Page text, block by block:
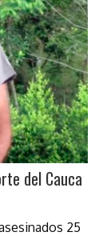
del Cauca
25